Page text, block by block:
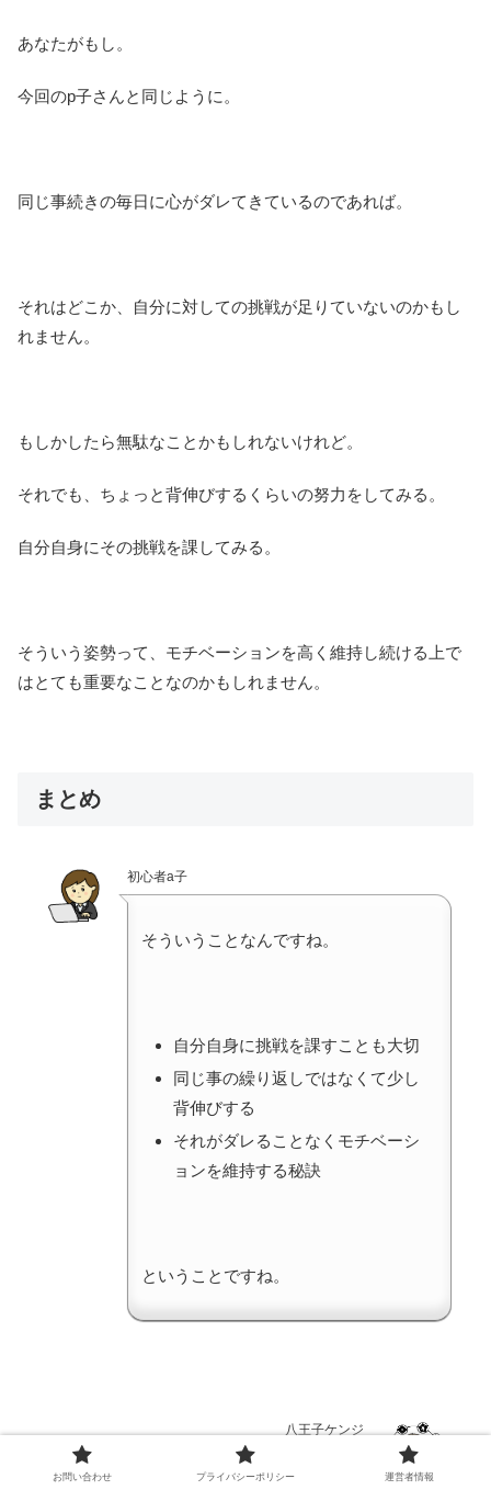
あなたがもし。
今回のp子さんと同じように。
同じ事続きの毎日に心がダレてきているのであれば。
それはどこか、自分に対しての挑戦が足りていないのかもし
れません。
もしかしたら無駄なことかもしれないけれど。
それでも、ちょっと背伸びするくらいの努力をしてみる。
自分自身にその挑戦を課してみる。
そういう姿勢って、モチベーションを高く維持し続ける上で
はとても重要なことなのかもしれません。
まとめ
初心者a子
そういうことなんですね。
自分自身に挑戦を課すことも大切
同じ事の繰り返しではなくて少し
背伸びする
それがダレることなくモチベーシ
ョンを維持する秘訣
ということですね。
八王子ケンジ
お問い合わせ プライバシーポリシー 運営者情報